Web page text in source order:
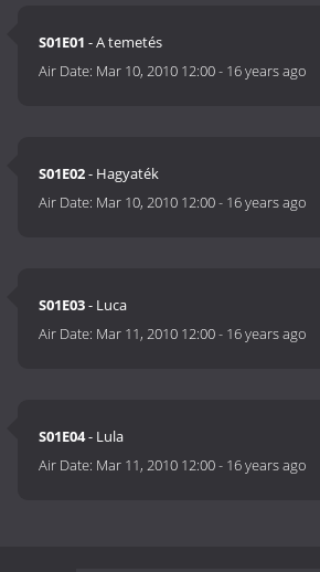
S01E01 - A temetés
Air Date: Mar 10, 2010 12:00- 16 years ago
S01E02- Hagyaték
Air Date: Mar 10, 2010 12:00- 16 years ago
S01E03- Luca
Air Date: Mar 11, 2010 12:00- 16 years ago
S01E04- Lula
Air Date: Mar 11, 2010 12:00- 16 years ago